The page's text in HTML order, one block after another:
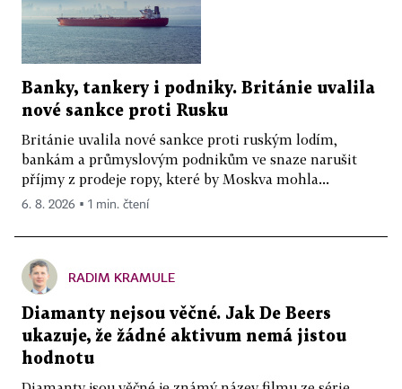
Banky, tankery i podniky. Británie uvalila
nové sankce proti Rusku
Británie uvalila nové sankce proti ruským lodím,
bankám a průmyslovým podnikům ve snaze narušit
příjmy z prodeje ropy, které by Moskva mohla...
6. 8. 2026 ▪ 1 min. čtení
RADIM KRAMULE
Diamanty nejsou věčné. Jak De Beers
ukazuje, že žádné aktivum nemá jistou
hodnotu